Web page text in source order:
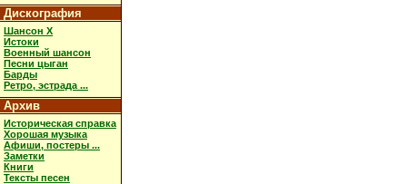
Дискография
Шансон X
Истоки
Военный шансон
Песни цыган
Барды
Ретро, эстрада ...
Архив
Историческая справка
Хорошая музыка
Афиши, постеры ...
Заметки
Книги
Тексты песен